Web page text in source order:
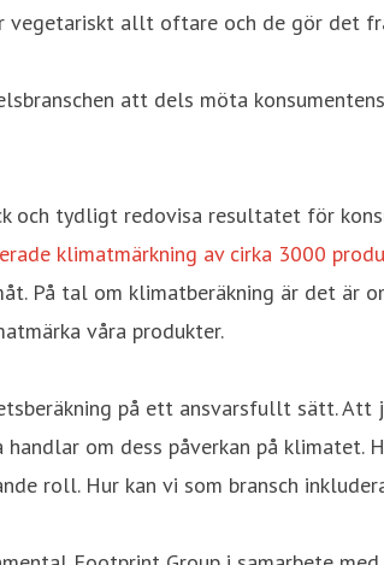
vegetariskt allt oftare och de gör det
att dels möta
och tydligt redovisa resultatet för
klimatmärkning av cirka 3000
På tal om klimatberäkning är det är
våra produkter.
på ett ansvarsfullt sätt.
om dess påverkan på klimatet.
roll. Hur kan vi som bransch